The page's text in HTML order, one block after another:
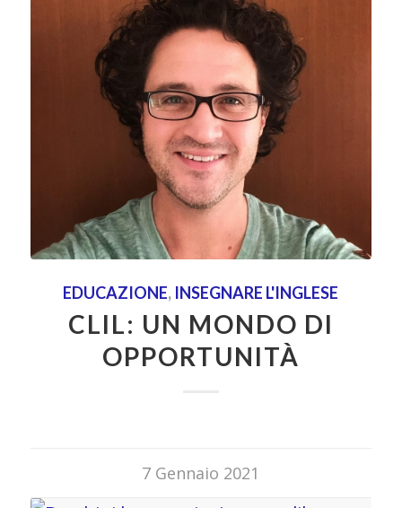
EDUCAZIONE, INSEGNARE L'INGLESE
CLIL: UN MONDO DI
OPPORTUNITÀ
7 Gennaio 2021